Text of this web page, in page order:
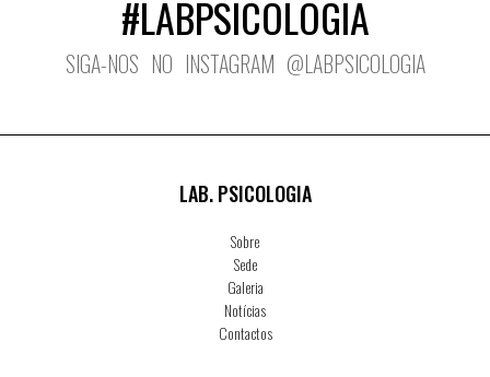
#LABPSICOLOGIA
SIGA-NOS NO INSTAGRAM @LABPSICOLOGIA
LAB. PSICOLOGIA
Sobre
Sede
Galeria
Notícias
Contactos